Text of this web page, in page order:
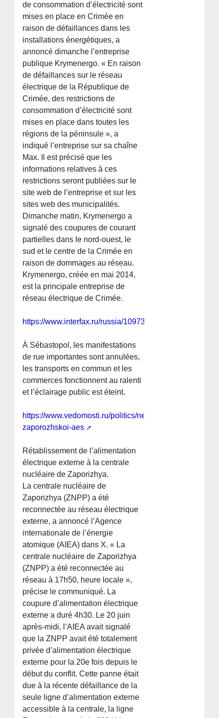
de consommation d’électricité sont
mises en place en Crimée en
raison de défaillances dans les
installations énergétiques, a
annoncé dimanche l’entreprise
publique Krymenergo. « En raison
de défaillances sur le réseau
électrique de la République de
Crimée, des restrictions de
consommation d’électricité sont
mises en place dans toutes les
régions de la péninsule », a
indiqué l’entreprise sur sa chaîne
Max. Il est précisé que les
informations relatives à ces
restrictions seront publiées sur le
site web de l’entreprise et sur les
sites web des municipalités.
Dimanche matin, Krymenergo a
signalé des coupures de courant
partielles dans le nord-ouest, le
sud et le centre de la Crimée en
raison de dommages au réseau.
Krymenergo, créée en mai 2014,
est la principale entreprise de
réseau électrique de Crimée.
https://www.interfax.ru/russia/1097352
À Sébastopol, les manifestations
de rue importantes sont annulées,
les transports en commun et les
commerces fonctionnent au ralenti
et l’éclairage public est éteint.
https://www.vedomosti.ru/politics/news/2026/06/20/
zaporozhskoi-aes
Rétablissement de l’alimentation
électrique externe à la centrale
nucléaire de Zaporizhya.
La centrale nucléaire de
Zaporizhya (ZNPP) a été
reconnectée au réseau électrique
externe, a annoncé l’Agence
internationale de l’énergie
atomique (AIEA) dans X. « La
centrale nucléaire de Zaporizhya
(ZNPP) a été reconnectée au
réseau à 17h50, heure locale »,
précise le communiqué. La
coupure d’alimentation électrique
externe a duré 4h30. Le 20 juin
après-midi, l’AIEA avait signalé
que la ZNPP avait été totalement
privée d’alimentation électrique
externe pour la 20e fois depuis le
début du conflit. Cette panne était
due à la récente défaillance de la
seule ligne d’alimentation externe
accessible à la centrale, la ligne